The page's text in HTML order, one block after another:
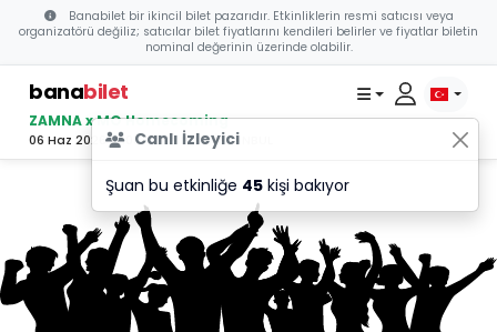
Banabilet bir ikincil bilet pazarıdır. Etkinliklerin resmi satıcısı veya
organizatörü değiliz; satıcılar bilet fiyatlarını kendileri belirler ve fiyatlar biletin
nominal değerinin üzerinde olabilir.
banabilet
ZAMNA x MO Homecoming
06 Haz 2026 17:00 - Life Park, İSTANBUL
Canlı İzleyici
Şuan bu etkinliğe 45 kişi bakıyor